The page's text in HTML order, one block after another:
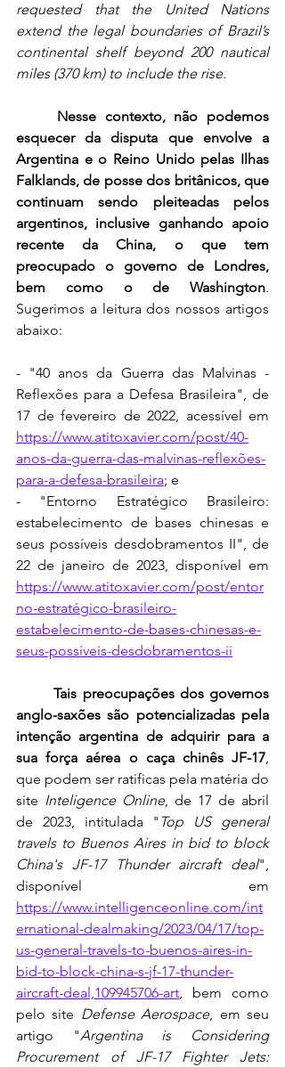
requested that the United Nations
extend the legal boundaries of Brazil’s
continental shelf beyond 200 nautical
miles (370 km) to include the rise.
Nesse contexto, não podemos
esquecer da disputa que envolve a
Argentina e o Reino Unido pelas Ilhas
Falklands, de posse dos britânicos, que
continuam sendo pleiteadas pelos
argentinos, inclusive ganhando apoio
recente da China, o que tem
preocupado o governo de Londres,
bem como o de Washington.
Sugerimos a leitura dos nossos artigos
abaixo:
- "40 anos da Guerra das Malvinas -
Reflexões para a Defesa Brasileira", de
https://www.atitoxavier.com/post/40-
anos-da-guerra-das-malvinas-reflexões-
para-a-defesa-brasileira; e
- "Entorno Estratégico Brasileiro:
estabelecimento de bases chinesas e
seus possíveis desdobramentos II", de
https://www.atitoxavier.com/post/entor
no-estratégico-brasileiro-
estabelecimento-de-bases-chinesas-e-
seus-possíveis-desdobramentos-ii
Tais preocupações dos governos
anglo-saxões são potencializadas pela
intenção argentina de adquirir para a
sua força aérea o caça chinês JF-17,
que podem ser ratificas pela matéria do
site Inteligence Online, de 17 de abril
de 2023, intitulada " Top US general
travels to Buenos Aires in bid to block
China's JF-17 Thunder aircraft deal",
https://www.intelligenceonline.com/int
ernational-dealmaking/2023/04/17/top-
us-general-travels-to-buenos-aires-in-
bid-to-block-china-s-jf-17-thunder-
aircraft-deal,109945706-art, bem como
pelo site Defense Aerospace, em seu
artigo "Argentina is Considering
Procurement of JF-17 Fighter Jets: